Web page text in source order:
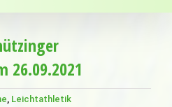
26.09.2021
, Leichtathletik